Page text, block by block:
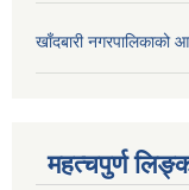
खाँदबारी नगरपालिकाको
महत्चपुर्ण